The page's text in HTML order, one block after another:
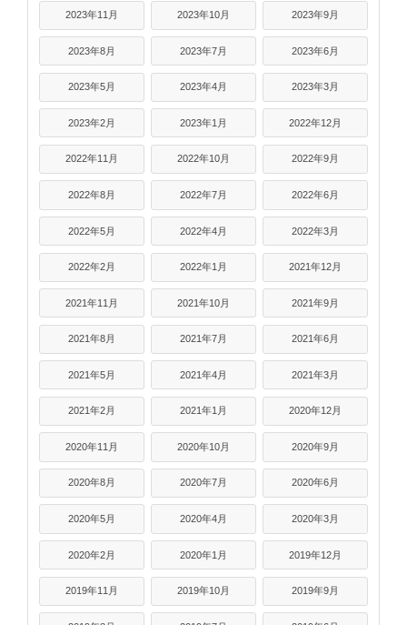
2023年11月 2023年10月 2023年9月
2023年8月 2023年7月 2023年6月
2023年5月 2023年4月 2023年3月
2023年2月 2023年1月 2022年12月
2022年11月 2022年10月 2022年9月
2022年8月 2022年7月 2022年6月
2022年5月 2022年4月 2022年3月
2022年2月 2022年1月 2021年12月
2021年11月 2021年10月 2021年9月
2021年8月 2021年7月 2021年6月
2021年5月 2021年4月 2021年3月
2021年2月 2021年1月 2020年12月
2020年11月 2020年10月 2020年9月
2020年8月 2020年7月 2020年6月
2020年5月 2020年4月 2020年3月
2020年2月 2020年1月 2019年12月
2019年11月 2019年10月 2019年9月